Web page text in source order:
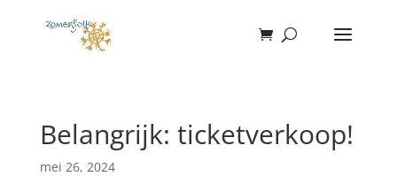
Belangrijk: ticketverkoop!
mei 26, 2024